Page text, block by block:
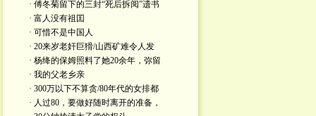
· 傅冬菊留下的三封“死后拆阅”遗书
· 富人没有祖囯
· 可惜不是中国人
· 20来岁老奸巨猾/山西矿难令人发
· 杨绛的保姆照料了她20余年，弥留
· 我的父老乡亲
· 300万以下不算贪/80年代的女排都
· 人过80，要做好随时离开的准备，